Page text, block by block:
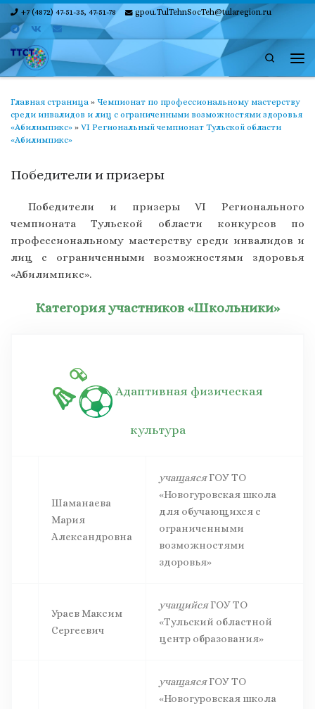
Skip to content
+7 (4872) 47-51-35, 47-51-78 gpou.TulTehnSocTeh@tularegion.ru
Search
Главная страница » Чемпионат по профессиональному мастерству
среди инвалидов и лиц с ограниченными возможностями здоровья
«Абилимпикс» » VI Региональный чемпионат Тульской области
«Абилимпикс»
Победители и призеры
Победители и призеры VI Регионального
чемпионата Тульской области конкурсов по
профессиональному мастерству среди инвалидов и
лиц с ограниченными возможностями здоровья
«Абилимпикс».
Категория участников «Школьники»
Адаптивная физическая
культура
Шаманаева
Мария
Александровна
учащаясяГОУ ТО
«Новогуровская школа
для обучающихся с
ограниченными
возможностями
здоровья»
Ураев Максим
Сергеевич
учащийсяГОУ ТО
«Тульский областной
центр образования»
учащаясяГОУ ТО
«Новогуровская школа